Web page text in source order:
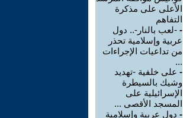
الأعلى على مذكرة
التفاهم
- -لعب بالنار-.. دول
عربية وإسلامية تحذر
من تداعيات الإجراءات
...
- على خلفية -تهديد
وشيك بالسيطرة
الإسرائيلية على
المسجد الأقصى ...
- دول عربية وإسلامية